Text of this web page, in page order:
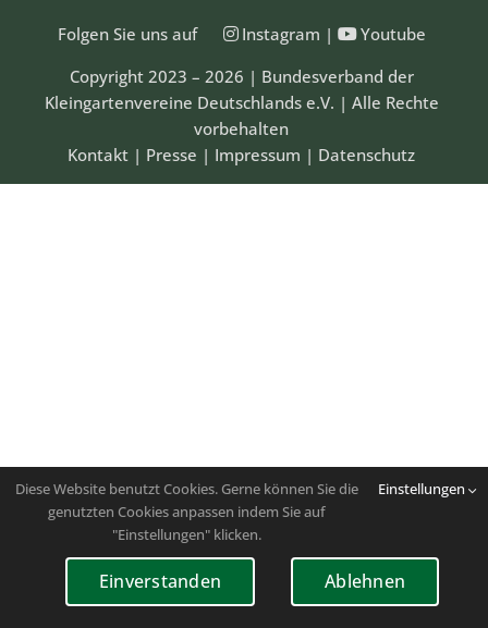
Folgen Sie uns auf Instagram |
Youtube
Copyright 2023 – 2026 | Bundesverband der
Kleingartenvereine Deutschlands e.V. | Alle Rechte
vorbehalten
Kontakt | Presse | Impressum | Datenschutz
Diese Website benutzt Cookies. Gerne können Sie die
genutzten Cookies anpassen indem Sie auf
"Einstellungen" klicken.
Einstellungen
Einverstanden Ablehnen